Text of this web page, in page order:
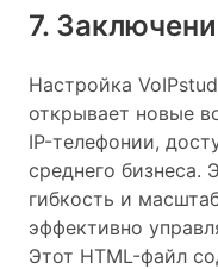
7.
Настройка
открывает новые
IP-телефонии,
среднего бизнеса.
гибкость и
эффективно
Этот HTML-файл